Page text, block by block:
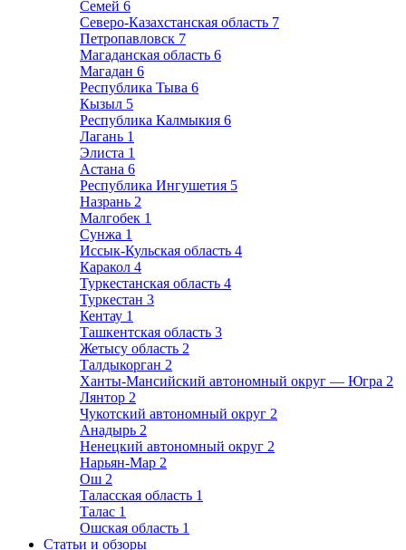
Семей 6
Северо-Казахстанская область 7
Петропавловск 7
Магаданская область 6
Магадан 6
Республика Тыва 6
Кызыл 5
Республика Калмыкия 6
Лагань 1
Элиста 1
Астана 6
Республика Ингушетия 5
Назрань 2
Малгобек 1
Сунжа 1
Иссык-Кульская область 4
Каракол 4
Туркестанская область 4
Туркестан 3
Кентау 1
Ташкентская область 3
Жетысу область 2
Талдыкорган 2
Ханты-Мансийский автономный округ — Югра 2
Лянтор 2
Чукотский автономный округ 2
Анадырь 2
Ненецкий автономный округ 2
Нарьян-Мар 2
Ош 2
Таласская область 1
Талас 1
Ошская область 1
Статьи и обзоры